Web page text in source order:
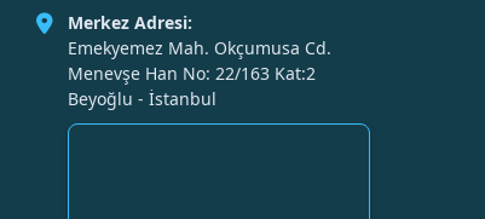
Merkez Adresi:
Emekyemez Mah. Okçumusa Cd.
Menevşe Han No: 22/163 Kat:2
Beyoğlu - İstanbul